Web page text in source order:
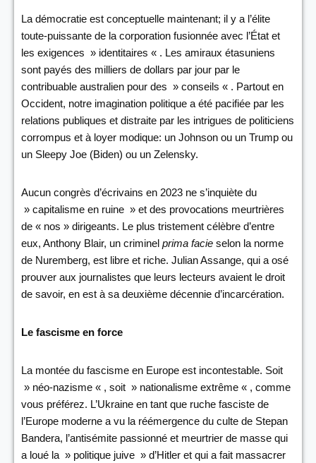
La démocratie est conceptuelle maintenant; il y a l’élite
toute-puissante de la corporation fusionnée avec l’État et
les exigences » identitaires « . Les amiraux étasuniens
sont payés des milliers de dollars par jour par le
contribuable australien pour des » conseils « . Partout en
Occident, notre imagination politique a été pacifiée par les
relations publiques et distraite par les intrigues de politiciens
corrompus et à loyer modique: un Johnson ou un Trump ou
un Sleepy Joe (Biden) ou un Zelensky.
Aucun congrès d’écrivains en 2023 ne s’inquiète du
» capitalisme en ruine » et des provocations meurtrières
de « nos » dirigeants. Le plus tristement célèbre d’entre
eux, Anthony Blair, un criminel prima facie selon la norme
de Nuremberg, est libre et riche. Julian Assange, qui a osé
prouver aux journalistes que leurs lecteurs avaient le droit
de savoir, en est à sa deuxième décennie d’incarcération.
Le fascisme en force
La montée du fascisme en Europe est incontestable. Soit
» néo-nazisme « , soit » nationalisme extrême « , comme
vous préférez. L’Ukraine en tant que ruche fasciste de
l’Europe moderne a vu la réémergence du culte de Stepan
Bandera, l’antisémite passionné et meurtrier de masse qui
a loué la » politique juive » d’Hitler et qui a fait massacrer